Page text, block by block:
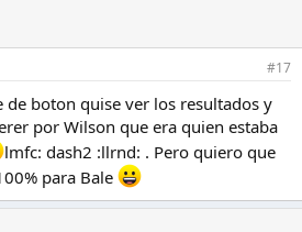
#17
boton quise ver los resultados y
por Wilson que era quien estaba
lmfc: dash2 :llrnd: . Pero quiero que
para Bale